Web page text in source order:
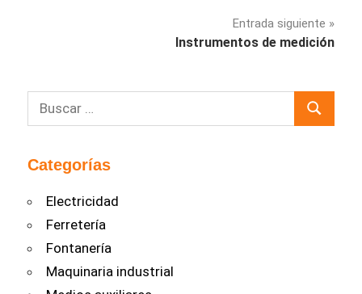
Entrada siguiente
Instrumentos de medición
Buscar:
Buscar
Categorías
Electricidad
Ferretería
Fontanería
Maquinaria industrial